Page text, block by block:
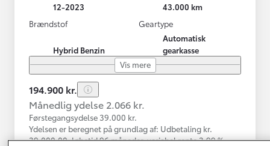
12-2023
43.000 km
Brændstof
Hybrid Benzin
Geartype
Automatisk
gearkasse
Vis mere
194.900 kr.
Månedlig ydelse 2.066 kr.
Førstegangsydelse 39.000 kr.
Ydelsen er beregnet på grundlag af: Udbetaling kr.
39.000,00, løbetid 96 måneder, variabel rente 3,99 %,